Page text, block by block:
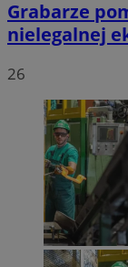
Grabarze
nielegalnej
26